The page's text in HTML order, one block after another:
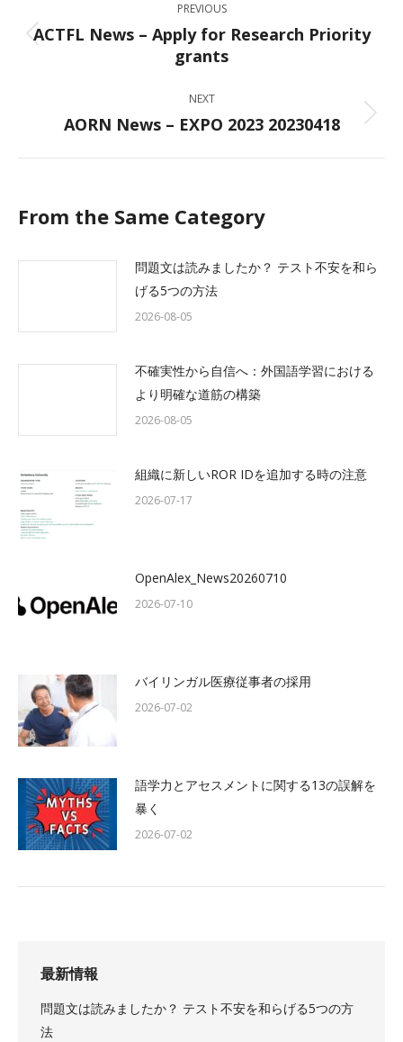
navigation
PREVIOUS
Previous
post:
ACTFL News – Apply for Research Priority
grants
NEXT
Next
AORN News – EXPO 2023 20230418
From the Same Category
問題文は読みましたか？ テスト不安を和ら
げる5つの方法
2026-08-05
不確実性から自信へ：外国語学習における
より明確な道筋の構築
2026-08-05
組織に新しいROR IDを追加する時の注意
2026-07-17
OpenAlex_News20260710
2026-07-10
バイリンガル医療従事者の採用
2026-07-02
語学力とアセスメントに関する13の誤解を
暴く
2026-07-02
最新情報
問題文は読みましたか？ テスト不安を和らげる5つの方
法